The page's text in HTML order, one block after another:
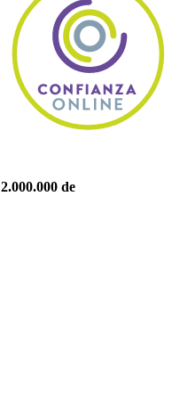
2.000.000 de